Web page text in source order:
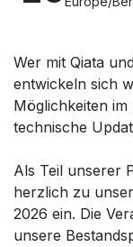
Wer mit Qiata
entwickeln sich
Möglichkeiten
technische
Als Teil unserer
herzlich zu
2026 ein. Die
unsere